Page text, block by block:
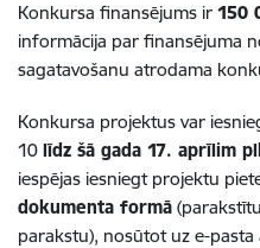
Konkursa finansējums ir 150
informācija par finansējuma
sagatavošanu atrodama
Konkursa projektus var
10 līdz šā gada 17. aprīlim
iespējas iesniegt projektu
dokumenta formā
parakstu), nosūtot uz e-pasta